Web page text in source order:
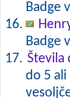
Badge
Badge
Števila
do 5